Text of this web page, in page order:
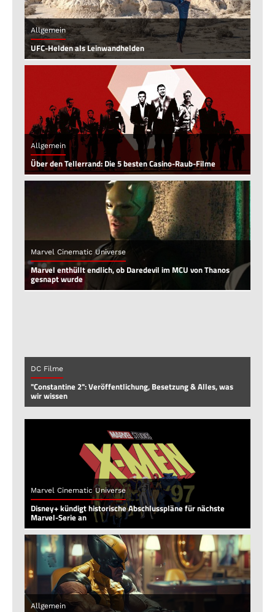
Allgemein
UFC-Helden als Leinwandhelden
Allgemein
Über den Tellerrand: Die 5 besten Casino-Raub-Filme
Marvel Cinematic Universe
Marvel enthüllt endlich, ob Daredevil im MCU von Thanos
gesnapt wurde
DC Filme
"Constantine 2": Veröffentlichung, Besetzung & Alles, was
wir wissen
Marvel Cinematic Universe
Disney+ kündigt historische Abschlusspläne für nächste
Marvel-Serie an
Allgemein